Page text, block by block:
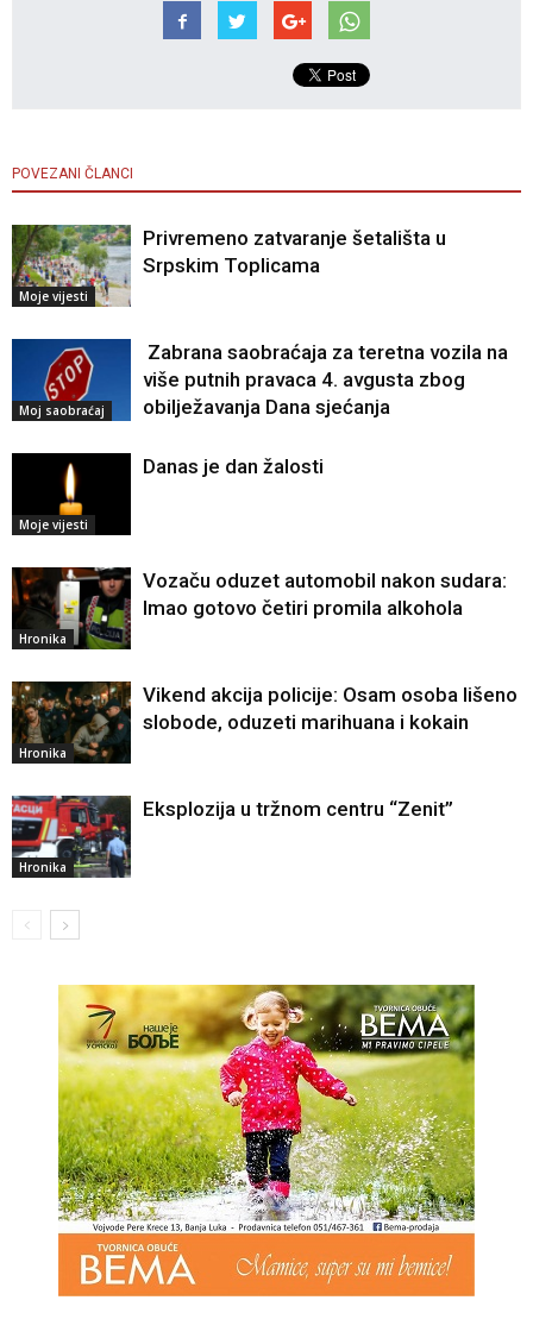
POVEZANI ČLANCI
Moje vijesti
Privremeno zatvaranje šetališta u
Srpskim Toplicama
Moj saobraćaj
Zabrana saobraćaja za teretna vozila na
više putnih pravaca 4. avgusta zbog
obilježavanja Dana sjećanja
Moje vijesti
Danas je dan žalosti
Hronika
Vozaču oduzet automobil nakon sudara:
Imao gotovo četiri promila alkohola
Hronika
Vikend akcija policije: Osam osoba lišeno
slobode, oduzeti marihuana i kokain
Hronika
Eksplozija u tržnom centru “Zenit”